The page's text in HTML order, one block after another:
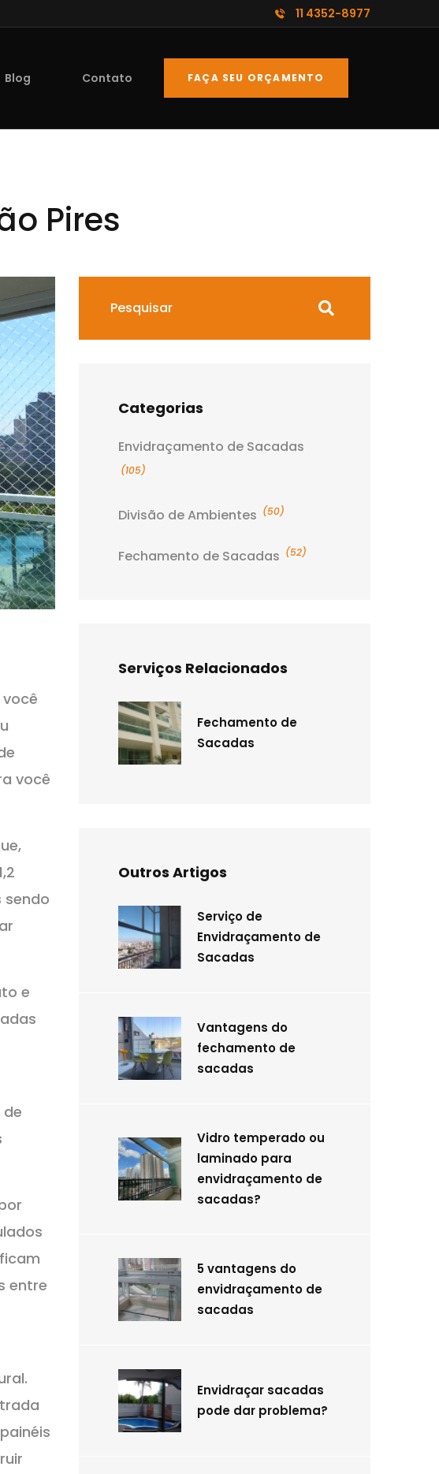
11 4352-8977
Blog Contato FAÇA SEU ORÇAMENTO
Pires
você
sendo
e
entre
Categorias
Envidraçamento de Sacadas
(105)
Divisão de Ambientes (50)
Fechamento de Sacadas (52)
Serviços Relacionados
Fechamento de
Sacadas
Outros Artigos
Serviço de
Envidraçamento de
Sacadas
Vantagens do
fechamento de
sacadas
Vidro temperado ou
laminado para
envidraçamento de
sacadas?
5 vantagens do
envidraçamento de
sacadas
Envidraçar sacadas
pode dar problema?